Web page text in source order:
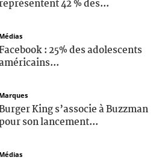
42 % des...
Médias
: 25% des adolescents
Marques
King s’associe à Buzzman
pour son lancement...
Médias